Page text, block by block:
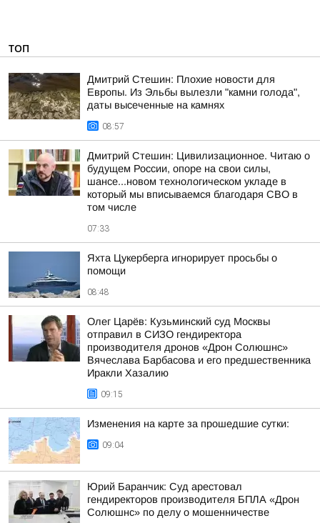
ТОП
Дмитрий Стешин: Плохие новости для
Европы. Из Эльбы вылезли "камни голода",
даты высеченные на камнях
08:57
Дмитрий Стешин: Цивилизационное. Читаю о
будущем России, опоре на свои силы,
шансе...новом технологическом укладе в
который мы вписываемся благодаря СВО в
том числе
07:33
Яхта Цукерберга игнорирует просьбы о
помощи
08:48
Олег Царёв: Кузьминский суд Москвы
отправил в СИЗО гендиректора
производителя дронов «Дрон Солюшнс»
Вячеслава Барбасова и его предшественника
Иракли Хазалию
09:15
Изменения на карте за прошедшие сутки:
09:04
Юрий Баранчик: Суд арестовал
гендиректоров производителя БПЛА «Дрон
Солюшнс» по делу о мошенничестве